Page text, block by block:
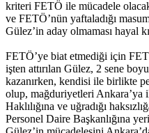
kriteri FETÖ ile mücadele
ve FETÖ’nün yaftaladığı
Gülez’in aday olmaması hayal
FETÖ’ye biat etmediği için
işten attırılan Gülez, 2 sene
kazanırken, kendisi ile birlikte
olup, mağduriyetleri Ankara’ya
Haklılığına ve uğradığı
Personel Daire Başkanlığına